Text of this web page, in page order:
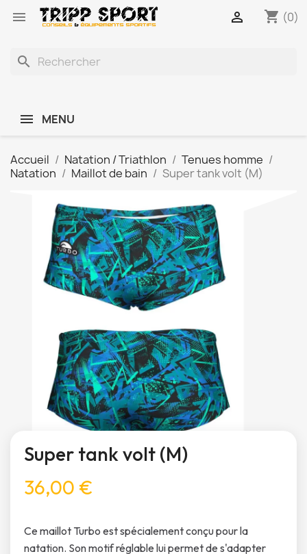
 shopping_cart (0)

search
MENU
Accueil Natation / Triathlon
Tenues homme
Natation
Maillot de bain Super tank volt (M)
Super tank volt (M)
36,00 €
Ce maillot Turbo est spécialement conçu pour la
natation. Son motif réglable lui permet de s'adapter